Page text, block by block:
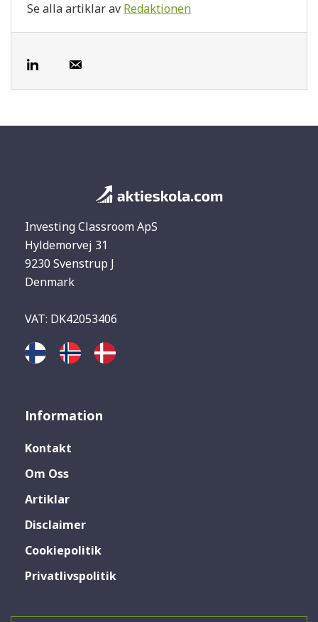
Se alla artiklar av Redaktionen
Investing Classroom ApS
Hyldemorvej 31
9230 Svenstrup J
Denmark
VAT: DK42053406
Information
Kontakt
Om Oss
Artiklar
Disclaimer
Cookiepolitik
Privatlivspolitik